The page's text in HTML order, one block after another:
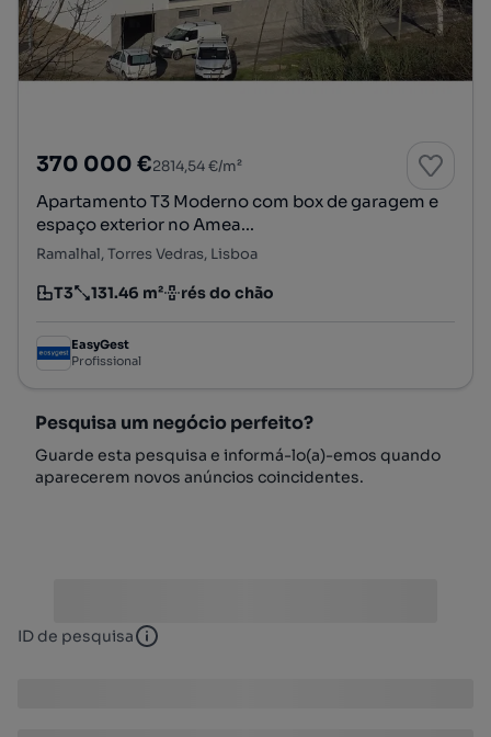
370 000 €2814,54 €/m²
Apartamento T3 Moderno com box de garagem e
espaço exterior no Amea...
Ramalhal, Torres Vedras, Lisboa
Tipologia
T3
Preço por metro quadrado
131.46 m²
Andar rés do chão
EasyGest
Profissional
Pesquisa um negócio perfeito?
Guarde esta pesquisa e informá-lo(a)-emos quando
aparecerem novos anúncios coincidentes.
ID de pesquisa ID de pesquisa